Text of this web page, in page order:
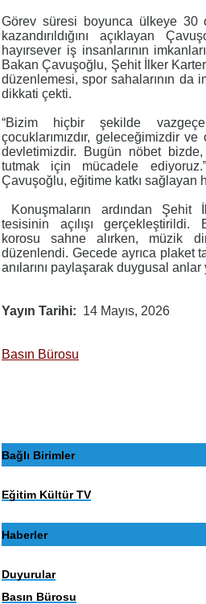
Görev süresi boyunca ülkeye 30
kazandırıldığını açıklayan
hayırsever iş insanlarının
Bakan Çavuşoğlu, Şehit İlker
düzenlemesi, spor sahalarının da
dikkati çekti.
“Bizim hiçbir şekilde
çocuklarımızdır, geleceğimizdir
devletimizdir. Bugün nöbet
tutmak için mücadele
Çavuşoğlu, eğitime katkı sağlayan
Konuşmaların ardından
tesisinin açılışı gerçekleştirildi.
korosu sahne alırken, müzik
düzenlendi. Gecede ayrıca plaket
anılarını paylaşarak duygusal anlar
Yayın Tarihi 14 Mayıs, 2026
Basın Bürosu
Bağlı Birimler
Eğitim Kültür TV
Haberler
Duyurular
Basın Bürosu